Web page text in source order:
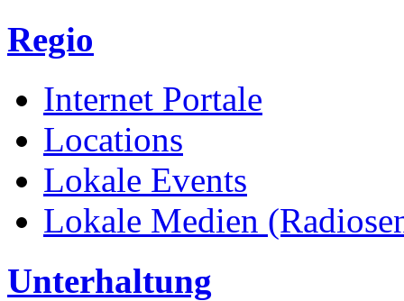
Regio
Internet Portale
Locations
Lokale Events
Lokale Medien
Unterhaltung